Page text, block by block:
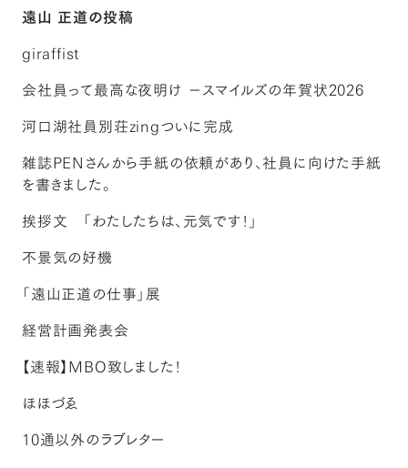
遠山 正道の投稿
giraffist
会社員って最高な夜明け －スマイルズの年賀状2026
河口湖社員別荘zingついに完成
雑誌PENさんから手紙の依頼があり、社員に向けた手紙
を書きました。
挨拶文 「わたしたちは、元気です！」
不景気の好機
「遠山正道の仕事」展
経営計画発表会
【速報】MBO致しました！
ほほづゑ
10通以外のラブレター